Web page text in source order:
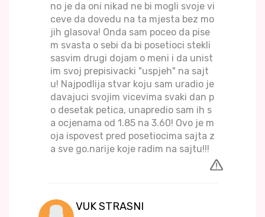
no je da oni nikad ne bi mogli svoje vi
ceve da dovedu na ta mjesta bez mo
jih glasova! Onda sam poceo da pise
m svasta o sebi da bi posetioci stekli
sasvim drugi dojam o meni i da unist
im svoj prepisivacki "uspjeh" na sajt
u! Najpodlija stvar koju sam uradio je
davajuci svojim vicevima svaki dan p
o desetak petica, unapredio sam ih s
a ocjenama od 1.85 na 3.60! Ovo je m
oja ispovest pred posetiocima sajta z
a sve go.narije koje radim na sajtu!!!
VUK STRASNI